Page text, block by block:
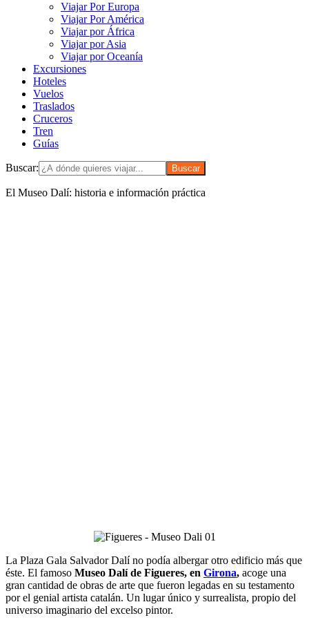
Viajar Por Europa
Viajar Por América
Viajar por África
Viajar por Asia
Viajar por Oceanía
Excursiones
Hoteles
Vuelos
Traslados
Cruceros
Tren
Guías
Buscar:
El Museo Dalí: historia e información práctica
La Plaza Gala Salvador Dalí no podía albergar otro edificio más que
éste. El famoso Museo Dalí de Figueres, en Girona, acoge una
gran cantidad de obras de arte que fueron legadas en su testamento
por el genial artista catalán. Un lugar único y surrealista, propio del
universo imaginario del excelso pintor.